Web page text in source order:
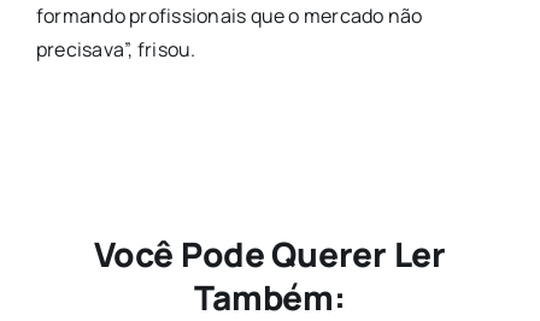
formando profissionais que o mercado não
precisava”, frisou.
Você Pode Querer Ler
Também: